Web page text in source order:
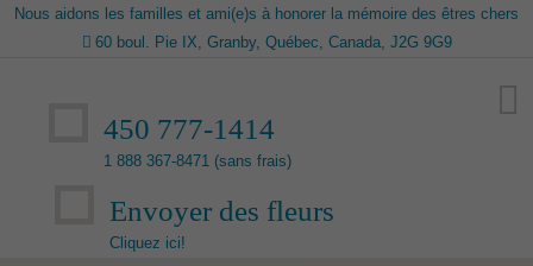
Nous aidons les familles et ami(e)s à honorer la mémoire des êtres chers
60 boul. Pie IX, Granby, Québec, Canada, J2G 9G9
450 777-1414
1 888 367-8471 (sans frais)
Envoyer des fleurs
Cliquez ici!